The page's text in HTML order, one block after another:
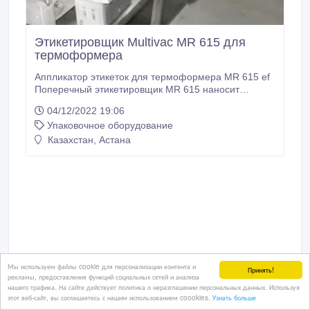
Принять!
Мы используем файлы cookie для персонализации контента и
рекламы, предоставления функций социальных сетей и анализа
нашего трафика. На сайте действует политика о неразглашении персональных данных. Используя
этот веб-сайт, вы соглашаетесь с нашим использованием coookies. Узнать больше
Этикетировщик Multivac MR 615 для
термоформера
Аппликатор этикеток для термоформера MR 615 ef
Поперечный этикетировщик MR 615 наносит
упаковки перед процессом запечатывания. Он
может работать с этикетками разного размера и
наносить их даже на неровные упаковки. Кроме
04/12/2022 19:06
Упаковочное оборудование
Казахстан, Астана